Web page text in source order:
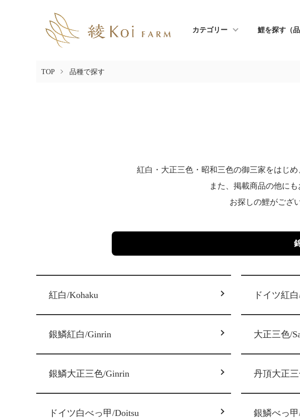
カテゴリー 鯉を探す（
TOP 品種で探す
紅白・大正三色・昭和三色の御三家をはじ
また、掲載商品の他に
お探しの鯉がござ
紅白/Kohaku ドイツ紅
銀鱗紅白/Ginrin 大正三色/
銀鱗大正三色/Ginrin 丹頂大正三
ドイツ白べっ甲/Doitsu 銀鱗べっ